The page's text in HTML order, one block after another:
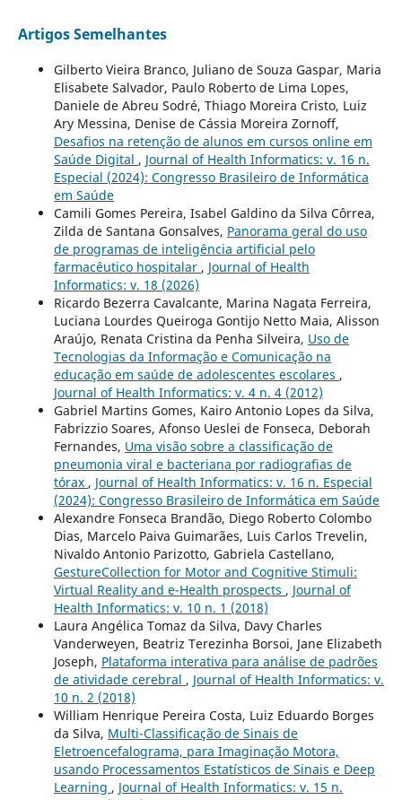
Artigos Semelhantes
Gilberto Vieira Branco, Juliano de Souza Gaspar, Maria
Elisabete Salvador, Paulo Roberto de Lima Lopes,
Daniele de Abreu Sodré, Thiago Moreira Cristo, Luiz
Ary Messina, Denise de Cássia Moreira Zornoff,
Desafios na retenção de alunos em cursos online em
Saúde Digital , Journal of Health Informatics: v. 16 n.
Especial (2024): Congresso Brasileiro de Informática
em Saúde
Camili Gomes Pereira, Isabel Galdino da Silva Côrrea,
Zilda de Santana Gonsalves, Panorama geral do uso
de programas de inteligência artificial pelo
farmacêutico hospitalar , Journal of Health
Informatics: v. 18 (2026)
Ricardo Bezerra Cavalcante, Marina Nagata Ferreira,
Luciana Lourdes Queiroga Gontijo Netto Maia, Alisson
Araújo, Renata Cristina da Penha Silveira, Uso de
Tecnologias da Informação e Comunicação na
educação em saúde de adolescentes escolares ,
Journal of Health Informatics: v. 4 n. 4 (2012)
Gabriel Martins Gomes, Kairo Antonio Lopes da Silva,
Fabrizzio Soares, Afonso Ueslei de Fonseca, Deborah
Fernandes, Uma visão sobre a classificação de
pneumonia viral e bacteriana por radiografias de
tórax , Journal of Health Informatics: v. 16 n. Especial
(2024): Congresso Brasileiro de Informática em Saúde
Alexandre Fonseca Brandão, Diego Roberto Colombo
Dias, Marcelo Paiva Guimarães, Luis Carlos Trevelin,
Nivaldo Antonio Parizotto, Gabriela Castellano,
GestureCollection for Motor and Cognitive Stimuli:
Virtual Reality and e-Health prospects , Journal of
Health Informatics: v. 10 n. 1 (2018)
Laura Angélica Tomaz da Silva, Davy Charles
Vanderweyen, Beatriz Terezinha Borsoi, Jane Elizabeth
Joseph, Plataforma interativa para análise de padrões
de atividade cerebral , Journal of Health Informatics: v.
10 n. 2 (2018)
William Henrique Pereira Costa, Luiz Eduardo Borges
da Silva, Multi-Classificação de Sinais de
Eletroencefalograma, para Imaginação Motora,
usando Processamentos Estatísticos de Sinais e Deep
Learning , Journal of Health Informatics: v. 15 n.